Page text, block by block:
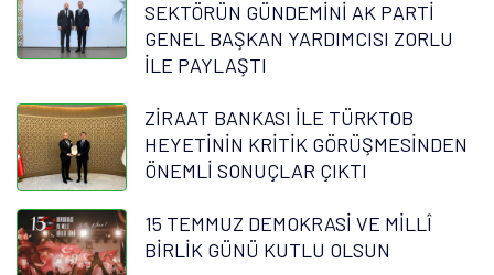
SEKTÖRÜN GÜNDEMİNİ AK PARTİ
GENEL BAŞKAN YARDIMCISI ZORLU
İLE PAYLAŞTI
ZİRAAT BANKASI İLE TÜRKTOB
HEYETİNİN KRİTİK GÖRÜŞMESİNDEN
ÖNEMLİ SONUÇLAR ÇIKTI
15 TEMMUZ DEMOKRASİ VE MİLLÎ
BİRLİK GÜNÜ KUTLU OLSUN